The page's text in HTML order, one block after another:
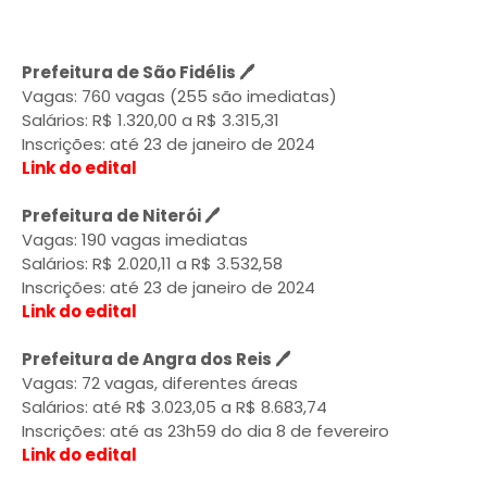
Prefeitura de São Fidélis 🖊️
Vagas: 760 vagas (255 são imediatas)
Salários: R$ 1.320,00 a R$ 3.315,31
Inscrições: até 23 de janeiro de 2024
Link do edital
Prefeitura de Niterói 🖊️
Vagas: 190 vagas imediatas
Salários: R$ 2.020,11 a R$ 3.532,58
Inscrições: até 23 de janeiro de 2024
Link do edital
Prefeitura de Angra dos Reis 🖊️
Vagas: 72 vagas, diferentes áreas
Salários: até R$ 3.023,05 a R$ 8.683,74
Inscrições: até as 23h59 do dia 8 de fevereiro
Link do edital